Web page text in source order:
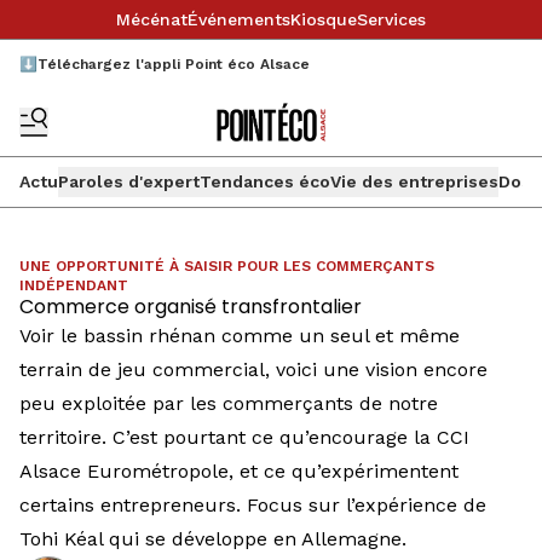
MécénatÉvénementsKiosqueServices
⬇️Téléchargez l'appli Point éco Alsace
ActuParoles d'expertTendances écoVie des entreprises
UNE OPPORTUNITÉ À SAISIR POUR LES COMMERÇANTS
INDÉPENDANT
Commerce organisé transfrontalier
Voir le bassin rhénan comme un seul et même
terrain de jeu commercial, voici une vision encore
peu exploitée par les commerçants de notre
territoire. C’est pourtant ce qu’encourage la CCI
Alsace Eurométropole, et ce qu’expérimentent
certains entrepreneurs. Focus sur l’expérience de
Tohi Kéal qui se développe en Allemagne.